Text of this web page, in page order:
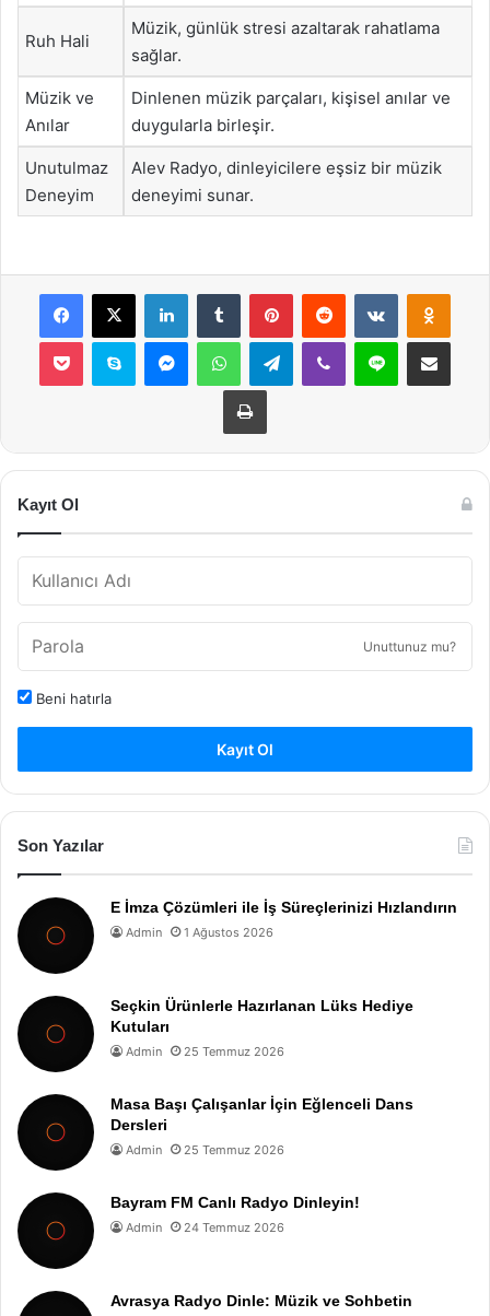
Ruh Hali
Müzik, günlük stresi azaltarak rahatlama
sağlar.
Müzik ve
Anılar
Dinlenen müzik parçaları, kişisel anılar ve
duygularla birleşir.
Unutulmaz
Deneyim
Alev Radyo, dinleyicilere eşsiz bir müzik
deneyimi sunar.
Facebook
X LinkedInTumblr PinterestReddit VKontakte
Pocket Skype MessengerWhatsAppTelegramViber Line E-Posta ile
Yazdır
Kayıt Ol
Unuttunuz mu?
Beni hatırla
Kayıt Ol
Son Yazılar
E İmza Çözümleri ile İş Süreçlerinizi Hızlandırın
Admin 1 Ağustos 2026
Seçkin Ürünlerle Hazırlanan Lüks Hediye
Kutuları
Admin 25 Temmuz 2026
Masa Başı Çalışanlar İçin Eğlenceli Dans
Dersleri
Admin 25 Temmuz 2026
Bayram FM Canlı Radyo Dinleyin!
Admin 24 Temmuz 2026
Avrasya Radyo Dinle: Müzik ve Sohbetin